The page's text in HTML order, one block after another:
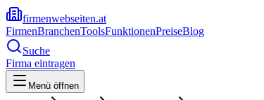
firmenwebseiten.at
FirmenBranchenToolsFunktionenPreiseBlog
Suche
Firma eintragen
Menü öffnen